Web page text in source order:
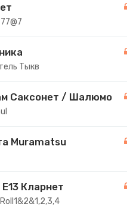
Тыкв
Саксонет / Шалюмо
Muramatsu
Кларнет